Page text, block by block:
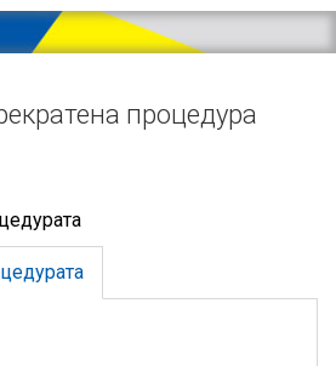
процедура